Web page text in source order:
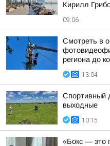
Кирилл
09:06
Смотреть в
региона до
13:04
Спортивный
выходные
10:15
«Бокс — это